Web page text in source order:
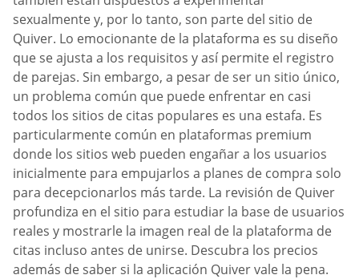
sexualmente y, por lo tanto, son parte del sitio de
Quiver. Lo emocionante de la plataforma es su diseño
que se ajusta a los requisitos y así permite el registro
de parejas. Sin embargo, a pesar de ser un sitio único,
un problema común que puede enfrentar en casi
todos los sitios de citas populares es una estafa. Es
particularmente común en plataformas premium
donde los sitios web pueden engañar a los usuarios
inicialmente para empujarlos a planes de compra solo
para decepcionarlos más tarde. La revisión de Quiver
profundiza en el sitio para estudiar la base de usuarios
reales y mostrarle la imagen real de la plataforma de
citas incluso antes de unirse. Descubra los precios
además de saber si la aplicación Quiver vale la pena.